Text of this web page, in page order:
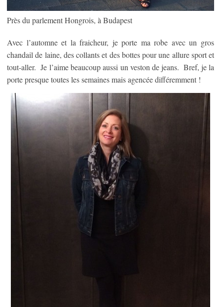
Près du parlement Hongrois, à Budapest
Avec l’automne et la fraicheur, je porte ma robe avec un gros
chandail de laine, des collants et des bottes pour une allure sport et
tout-aller. Je l’aime beaucoup aussi un veston de jeans. Bref, je la
porte presque toutes les semaines mais agencée différemment !